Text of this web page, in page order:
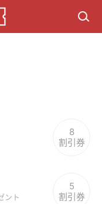
8
割引券
ント
5
割引券